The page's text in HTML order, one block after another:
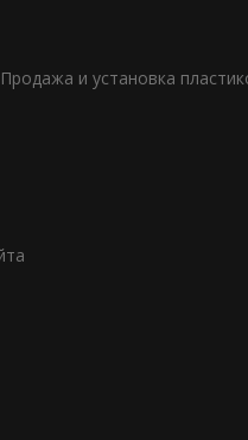
и установка